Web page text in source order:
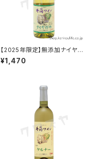
【2025年限定】無添加ナイヤガ
ラ 白 辛口 720ml｜酸化防止
剤無添加の限定醸造｜井筒ワイ
¥1,470